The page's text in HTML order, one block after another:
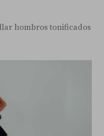
hombros tonificados